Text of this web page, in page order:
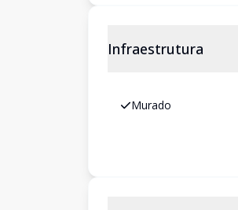
Infraestrutura
Murado